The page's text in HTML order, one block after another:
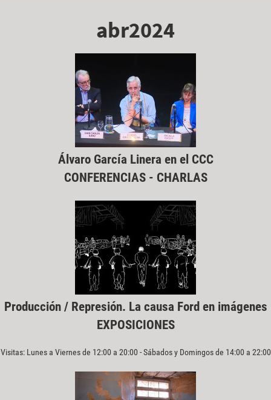
abr2024
Álvaro García Linera en el CCC
CONFERENCIAS - CHARLAS
Producción / Represión. La causa Ford en imágenes
EXPOSICIONES
Visitas: Lunes a Viernes de 12:00 a 20:00 - Sábados y Domingos de 14:00 a 22:00